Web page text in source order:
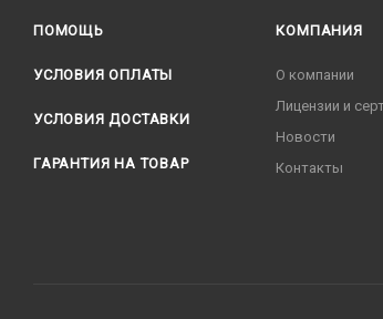
ПОМОЩЬ
УСЛОВИЯ ОПЛАТЫ
УСЛОВИЯ ДОСТАВКИ
ГАРАНТИЯ НА ТОВАР
КОМПАНИЯ
О компании
Лицензии и
Новости
Контакты